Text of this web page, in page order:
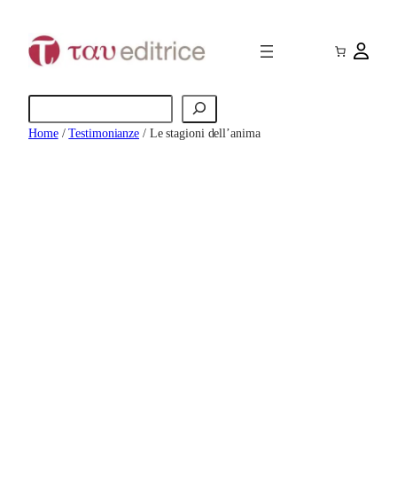
contenuto
Home/Testimonianze / Le stagioni dell’anima